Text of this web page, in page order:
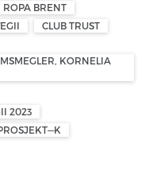
ROPA BRENT
CLUB TRUST
KORNELIA
2023